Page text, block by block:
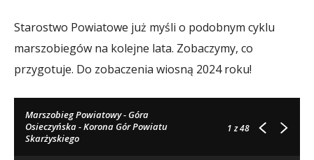
Starostwo Powiatowe już myśli o podobnym cyklu
marszobiegów na kolejne lata. Zobaczymy, co
przygotuje. Do zobaczenia wiosną 2024 roku!
Marszobieg Powiatowy - Góra
Osieczyńska - Korona Gór Powiatu
Skarżyskiego
1z 48